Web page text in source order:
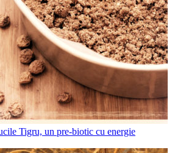
Tigru, un pre-biotic cu energie